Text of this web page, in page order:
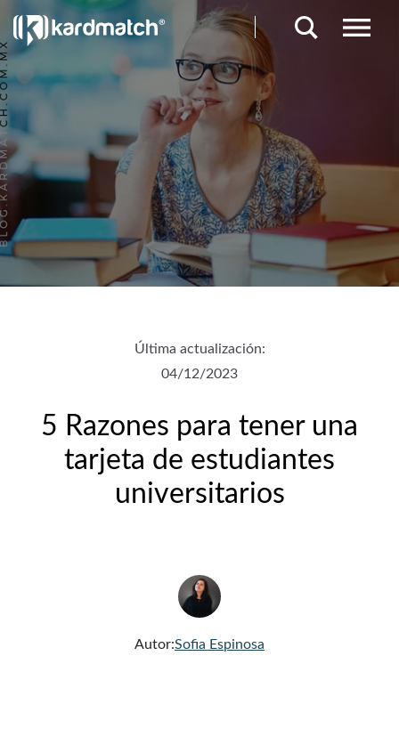
Última actualización:
04/12/2023
5 Razones para tener una
tarjeta de estudiantes
universitarios
Autor:Sofia Espinosa